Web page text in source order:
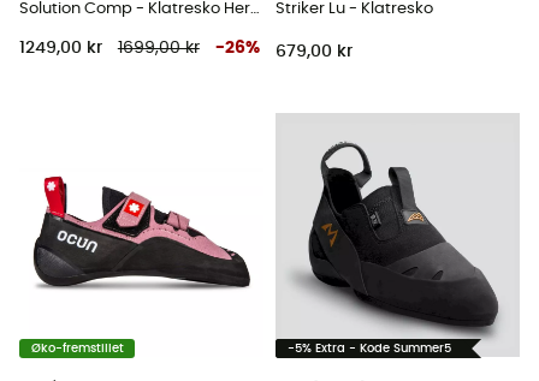
Solution Comp - Klatresko Herrer
1249,00 kr 1699,00 kr -26%
Striker Lu - Klatresko
679,00 kr
Øko-fremstillet -5% Extra - Kode Summer5